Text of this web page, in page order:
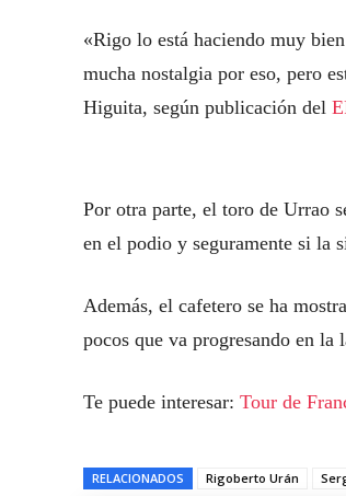
«Rigo lo está haciendo muy
mucha nostalgia por eso, pero
Higuita, según publicación del
Por otra parte, el toro de Urrao
en el podio y seguramente si la
Además, el cafetero se ha
pocos que va progresando en
Te puede interesar: Tour de
RELACIONADOS Rigoberto Urán